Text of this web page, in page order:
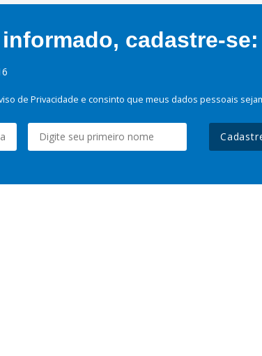
cadastre-se:
de Privacidade e consinto que meus dados pessoais